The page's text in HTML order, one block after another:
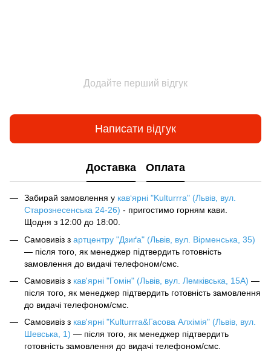
Додайте перший відгук
Написати відгук
Доставка Оплата
Забирай замовлення у кав‘ярні "Kulturrra" (Львів, вул.
Старознесенська 24-26) - пригостимо горням кави.
Щодня з 12:00 до 18:00.
Самовивіз з артцентру "Дзиґа" (Львів, вул. Вірменська, 35)
— після того, як менеджер підтвердить готовність
замовлення до видачі телефоном/смс.
Самовивіз з кав'ярні "Гомін" (Львів, вул. Лемківська, 15А) —
після того, як менеджер підтвердить готовність замовлення
до видачі телефоном/смс.
Самовивіз з кав'ярні "Kulturrra&Гасова Алхімія" (Львів, вул.
Шевська, 1) — після того, як менеджер підтвердить
готовність замовлення до видачі телефоном/смс.